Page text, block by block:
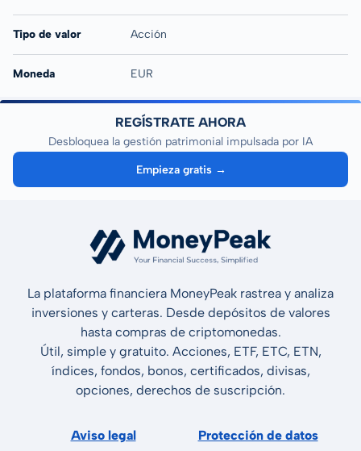
Tipo de valor Acción
Moneda EUR
REGÍSTRATE AHORA
Desbloquea la gestión patrimonial impulsada por IA
Empieza gratis →
La plataforma financiera MoneyPeak rastrea y analiza
inversiones y carteras. Desde depósitos de valores
hasta compras de criptomonedas.
Útil, simple y gratuito. Acciones, ETF, ETC, ETN,
índices, fondos, bonos, certificados, divisas,
opciones, derechos de suscripción.
Aviso legal Protección de datos